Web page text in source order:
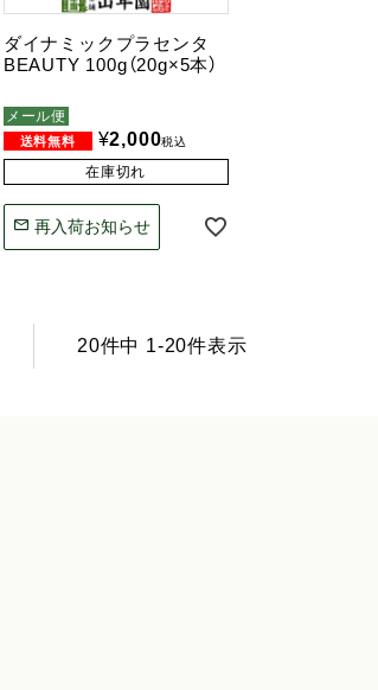
ダイナミックプラセンタ
BEAUTY 100g（20g×5本）
メール便
¥2,000税込
在庫切れ
再入荷お知らせ
20件中 1-20件表示